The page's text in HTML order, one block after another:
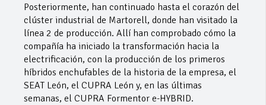
Posteriormente, han continuado hasta el corazón del
clúster industrial de Martorell, donde han visitado la
línea 2 de producción. Allí han comprobado cómo la
compañía ha iniciado la transformación hacia la
electrificación, con la producción de los primeros
híbridos enchufables de la historia de la empresa, el
SEAT León, el CUPRA León y, en las últimas
semanas, el CUPRA Formentor e-HYBRID.